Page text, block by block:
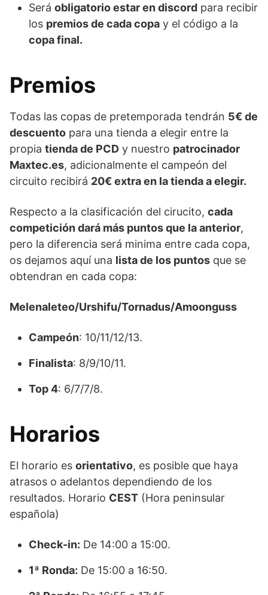
Será obligatorio estar en discord para recibir
los premios de cada copa y el código a la
copa final.
Premios
Todas las copas de pretemporada tendrán 5€ de
descuento para una tienda a elegir entre la
propia tienda de PCD y nuestro patrocinador
Maxtec.es, adicionalmente el campeón del
circuito recibirá 20€ extra en la tienda a elegir.
Respecto a la clasificación del cirucito, cada
competición dará más puntos que la anterior,
pero la diferencia será minima entre cada copa,
os dejamos aquí una lista de los puntos que se
obtendran en cada copa:
Melenaleteo/Urshifu/Tornadus/Amoonguss
Campeón: 10/11/12/13.
Finalista: 8/9/10/11.
Top 4: 6/7/7/8.
Horarios
El horario es orientativo, es posible que haya
atrasos o adelantos dependiendo de los
resultados. Horario CEST (Hora peninsular
española)
Check-in: De 14:00 a 15:00.
1ª Ronda: De 15:00 a 16:50.